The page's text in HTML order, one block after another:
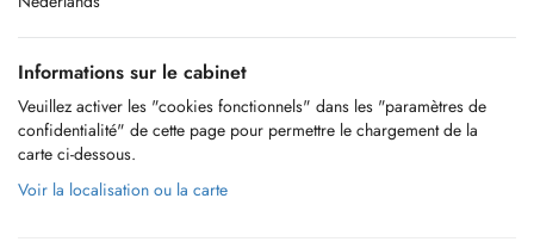
Informations sur le cabinet
Veuillez activer les "cookies fonctionnels" dans les "paramètres de
confidentialité" de cette page pour permettre le chargement de la
carte ci-dessous.
Voir la localisation ou la carte